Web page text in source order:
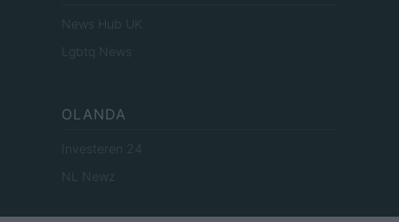
News Hub UK
Lgbtq News
OLANDA
Investeren 24
NL Newz